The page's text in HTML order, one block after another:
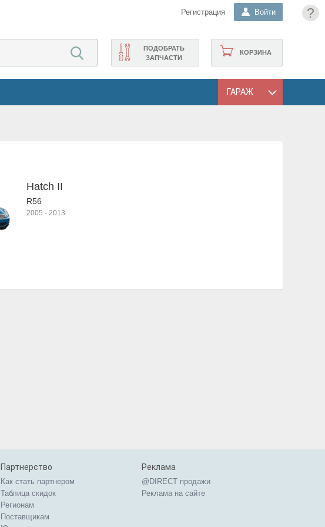
?
Регистрация Войти
КОРЗИНА
ПОДОБРАТЬ
ЗАПЧАСТИ
ГАРАЖ
Hatch II
R56
2005 - 2013
Партнерство
Как стать партнером
Таблица скидок
Регионам
Поставщикам
Реклама
@DIRECT продажи
Реклама на сайте